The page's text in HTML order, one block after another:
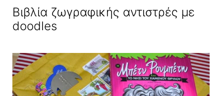
Bιβλία ζωγραφικής αντιστρές με
doodles